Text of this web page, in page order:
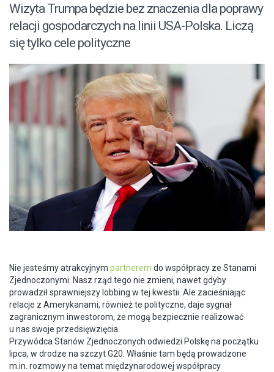
Wizyta Trumpa będzie bez znaczenia dla poprawy
relacji gospodarczych na linii USA-Polska. Liczą
się tylko cele polityczne
Nie jesteśmy atrakcyjnym partnerem do współpracy ze Stanami
Zjednoczonymi. Nasz rząd tego nie zmieni, nawet gdyby
prowadził sprawniejszy lobbing w tej kwestii. Ale zacieśniając
relacje z Amerykanami, również te polityczne, daje sygnał
zagranicznym inwestorom, że mogą bezpiecznie realizować
u nas swoje przedsięwzięcia.
Przywódca Stanów Zjednoczonych odwiedzi Polskę na początku
lipca, w drodze na szczyt G20. Właśnie tam będą prowadzone
m.in. rozmowy na temat międzynarodowej współpracy